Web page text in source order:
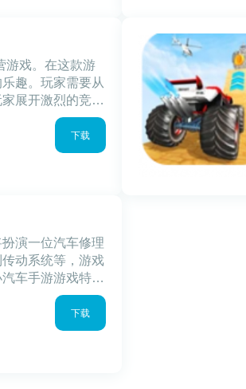
游戏。在这款游
趣。玩家需要从
展开激烈的竞技
获得丰厚的奖励
下载
演一位汽车修理
动系统等，游戏
车手游游戏特色
由搭配，打造个
下载